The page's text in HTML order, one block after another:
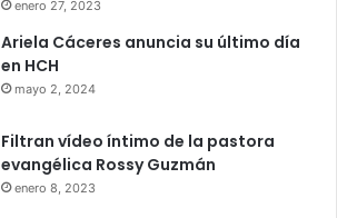
enero 27, 2023
Ariela Cáceres anuncia su último día
en HCH
mayo 2, 2024
Filtran vídeo íntimo de la pastora
evangélica Rossy Guzmán
enero 8, 2023